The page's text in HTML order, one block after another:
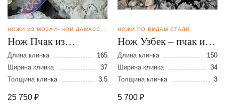
Нож Пчак из
мозаичной дамасской
стали
Длина клинка
165
Ширина клинка
37
Толщина клинка
3.5
25 750 ₽
НОЖИ ПО ВИДАМ СТАЛИ
Нож Узбек – пчак из
стали К-340
Длина клинка
150
Ширина клинка
34
Толщина клинка
3
5 700 ₽